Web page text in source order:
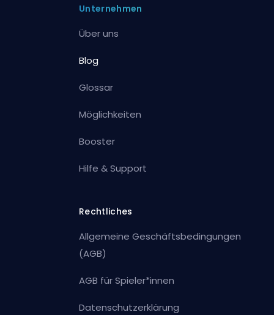
Unternehmen
Über uns
Blog
Glossar
Möglichkeiten
Booster
Hilfe & Support
Rechtliches
Allgemeine Geschäftsbedingungen
(AGB)
AGB für Spieler*innen
Datenschutzerklärung